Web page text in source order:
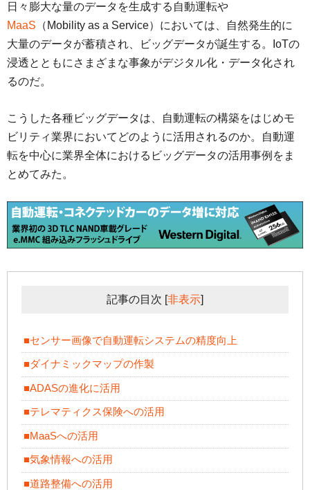
日々膨大な量のデータを生成する自動運転や
MaaS （Mobility as a Service）においては、自然発生的に
大量のデータが蓄積され、ビッグデータが誕生する。IoTの
浸透とともにさまざまな事象がデジタル化・データ化され
るのだ。
こうした各種ビッグデータは、自動運転の構築をはじめモ
ビリティ業界においてどのように活用されるのか。自動運
転を中心に業界全体におけるビッグデータの活用事例をま
とめてみた。
記事の目次 [非表示]
■センサー画像で自動運転システムの精度向上
■ダイナミックマップの作製
■ADASの進化に活用
■テレマティクス保険への活用
■MaaSへの活用
■気象情報への活用
■道路整備への活用